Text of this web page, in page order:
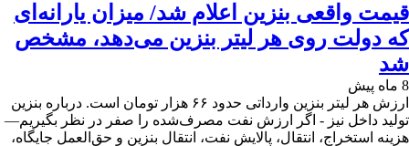
قیمت واقعی بنزین اعلام شد/ میزان یارانه‌ای
که دولت روی هر لیتر بنزین می‌دهد، مشخص
شد
8 ماه پیش
ارزش هر لیتر بنزین وارداتی حدود ۶۶ هزار تومان است. درباره بنزین
تولید داخل نیز - اگر ارزش نفت مصرف‌شده را صفر در نظر بگیریم—
هزینه استخراج، انتقال، پالایش نفت، انتقال بنزین و حق‌العمل جایگاه،